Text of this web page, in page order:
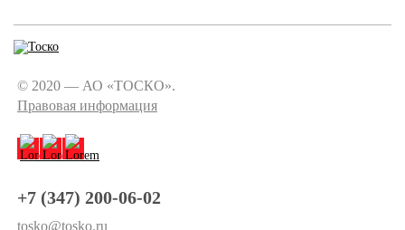
© 2020 — АО «ТОСКО».
Правовая информация
+7 (347) 200-06-02
tosko@tosko.ru